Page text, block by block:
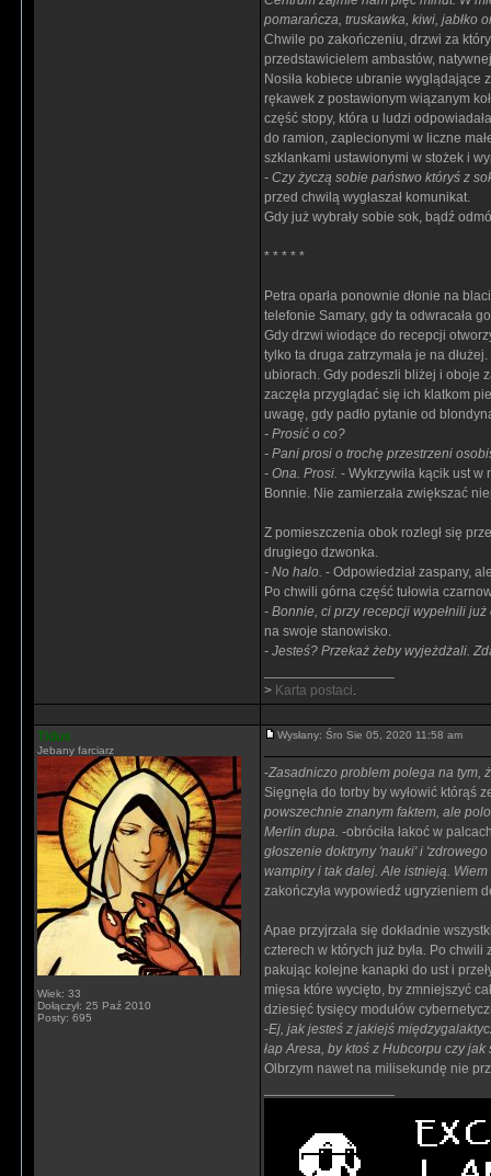
pomarańcza, truskawka, kiwi, jabłko
Chwile po zakończeniu, drzwi za
przedstawicielem ambastów,
Nosiła kobiece ubranie wyglądające
rękawek z postawionym wiązanym
część stopy, która u ludzi
do ramion, zaplecionymi w liczne
szklankami ustawionymi w stożek i
- Czy życzą sobie państwo któryś z
przed chwilą wygłaszał komunikat.
Gdy już wybrały sobie sok, bądź
* * * * *
Petra oparła ponownie dłonie na
telefonie Samary, gdy ta odwracała
Gdy drzwi wiodące do recepcji
tylko ta druga zatrzymała je na
ubiorach. Gdy podeszli bliżej i oboje
zaczęła przyglądać się ich klatkom
uwagę, gdy padło pytanie od
- Prosić o co?
- Pani prosi o trochę przestrzeni
- Ona. Prosi. - Wykrzywiła kącik ust
Bonnie. Nie zamierzała zwiększać
Z pomieszczenia obok rozległ się
drugiego dzwonka.
- No halo. - Odpowiedział zaspany,
Po chwili górna część tułowia
- Bonnie, ci przy recepcji wypełnili już
na swoje stanowisko.
- Jesteś? Przekaż żeby wyjeżdżali.
> Karta postaci.
Tidus
Jebany farciarz
Wiek: 33
Dołączył: 25 Paź 2010
Posty: 695
Wysłany: Śro Sie 05, 2020 11:58 am
-Zasadniczo problem polega na tym,
Sięgnęła do torby by wyłowić którąś
powszechnie znanym faktem, ale
Merlin dupa. -obróciła łakoć w
głoszenie doktryny 'nauki' i
wampiry i tak dalej. Ale istnieją.
zakończyła wypowiedź ugryzieniem
Apae przyjrzała się dokładnie
czterech w których już była. Po
pakując kolejne kanapki do ust i
mięsa które wycięto, by zmniejszyć
dziesięć tysięcy modułów
-Ej, jak jesteś z jakiejś
łap Aresa, by ktoś z Hubcorpu czy
Olbrzym nawet na milisekundę nie